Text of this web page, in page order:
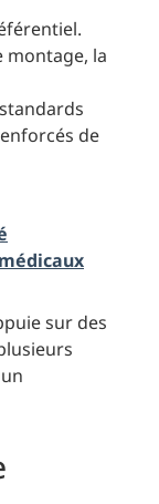
montage, la
de
sur des